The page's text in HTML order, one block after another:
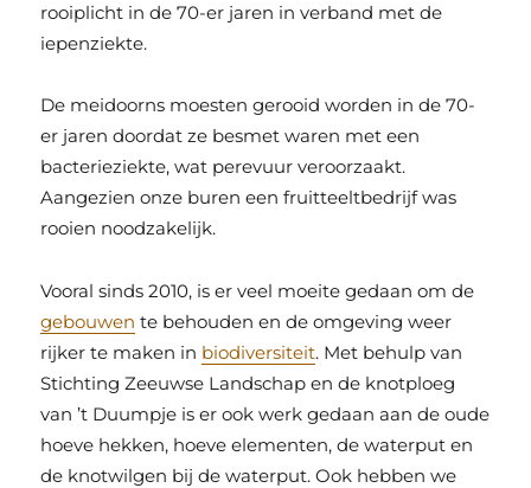
rooiplicht in de 70-er jaren in verband met de
iepenziekte.
De meidoorns moesten gerooid worden in de 70-
er jaren doordat ze besmet waren met een
bacterieziekte, wat perevuur veroorzaakt.
Aangezien onze buren een fruitteeltbedrijf was
rooien noodzakelijk.
Vooral sinds 2010, is er veel moeite gedaan om de
gebouwen te behouden en de omgeving weer
rijker te maken in biodiversiteit. Met behulp van
Stichting Zeeuwse Landschap en de knotploeg
van ’t Duumpje is er ook werk gedaan aan de oude
hoeve hekken, hoeve elementen, de waterput en
de knotwilgen bij de waterput. Ook hebben we